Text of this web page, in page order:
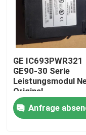
Haus
Produkte
Über uns
Fabrik-Ausflug
GE IC693PWR321
GE90-30 Serie
Leistungsmodul
Original
Anfrage